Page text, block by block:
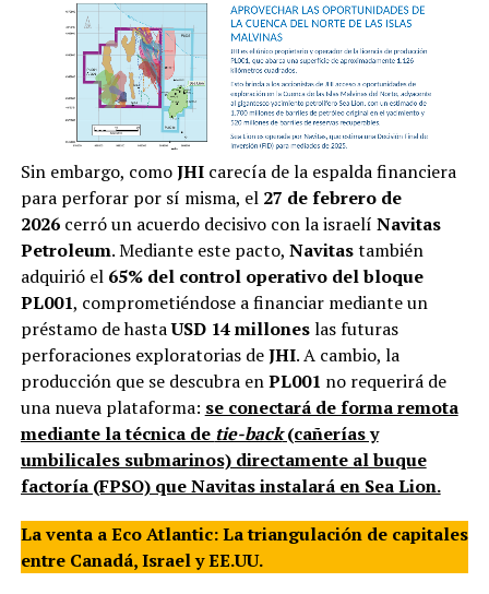
Sin embargo, comoJHIcarecía de la espalda financiera
para perforar por sí misma, el 27 de febrero de
2026cerró un acuerdo decisivo con la israelí Navitas
Petroleum. Mediante este pacto, Navitastambién
adquirió el 65% del control operativo del bloque
PL001, comprometiéndose a financiar mediante un
préstamo de hastaUSD 14 milloneslas futuras
perforaciones exploratorias deJHI. A cambio, la
producción que se descubra enPL001 no requerirá de
una nueva plataforma: se conectará de forma remota
mediante la técnica de tie-back(cañerías y
umbilicales submarinos) directamente al buque
factoría (FPSO) que Navitas instalará en Sea Lion.
La venta a Eco Atlantic: La triangulación de capitales
entre Canadá, Israel y EE.UU.